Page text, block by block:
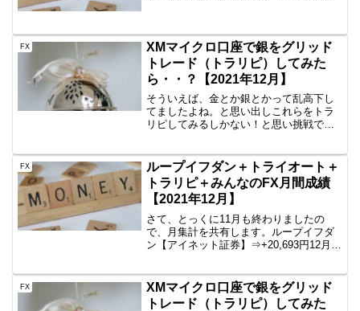
1000通貨新規...
FX
XMマイクロ口座で銀をグリッド
トレード（トラリピ）してみた
ら・・？【2021年12月】
そういえば、金とか銀とかって乱高下し
てましたよね。と思い出しこれらをトラ
リピしてみるしかない！と思い挑戦で
全然問題ないですが、50万円～くらいは
ないと安心して...
FX
ループイフダン＋トライオート＋
トラリピ＋みんなのFX月間成績
【2021年12月】
さて、とっくに11月も終わりましたの
で、月集計を共有します。ループイフダ
ン【アイネット証券】⇒+20,693円12月も
収されたため、もうありません。
EURJPY、U...
FX
XMマイクロ口座で銀をグリッド
トレード（トラリピ）してみた